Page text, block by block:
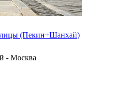
(Пекин+Шанхай)
- Москва